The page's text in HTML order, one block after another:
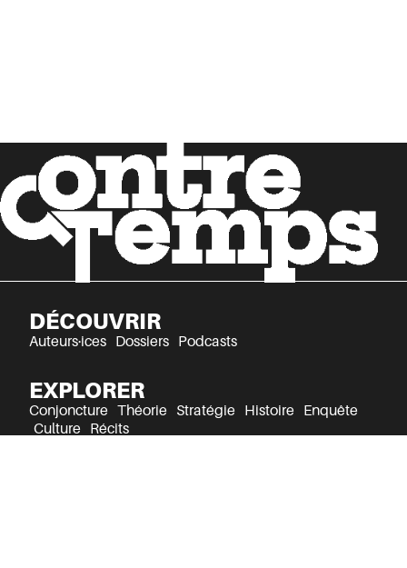
DÉCOUVRIR
Auteurs·ices Dossiers Podcasts
EXPLORER
Conjoncture Théorie Stratégie Histoire
Enquête
Culture
Récits